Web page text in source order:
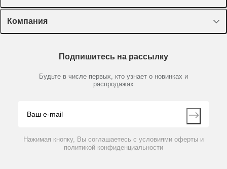
Оборудование, приборы
Пластик, стекло, принадлежности
Химические реактивы, препараты, наборы
Производители
Лекторий Диаэм
Доставка и оплата
Мобильное приложение
Компания
Партнеры
Контакты
Подпишитесь на рассылку
Будьте в числе первых, кто узнает о новинках и
распродажах
Нажимая кнопку, Вы соглашаетесь с условиями оферты и
политикой конфиденциальности